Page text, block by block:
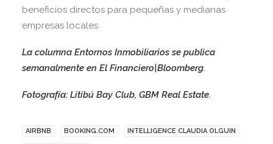
beneficios directos para pequeñas y medianas
empresas locales.
La columna Entornos Inmobiliarios se publica
semanalmente en El Financiero|Bloomberg.
Fotografía: Litibú Bay Club, GBM Real Estate.
AIRBNB BOOKING.COM INTELLIGENCE CLAUDIA OLGUIN